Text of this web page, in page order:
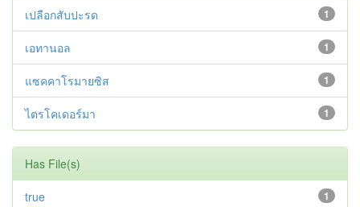
1
เปลือกสับปะรด
1
เอทานอล
1
แซคคาโรมายซิส
1
ไตรโคเดอร์มา
Has File(s)
1
true